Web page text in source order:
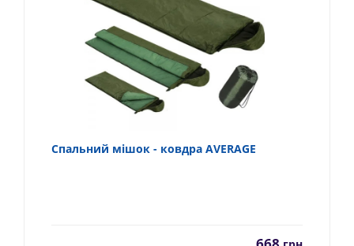
Спальний мішок - ковдра AVERAGE